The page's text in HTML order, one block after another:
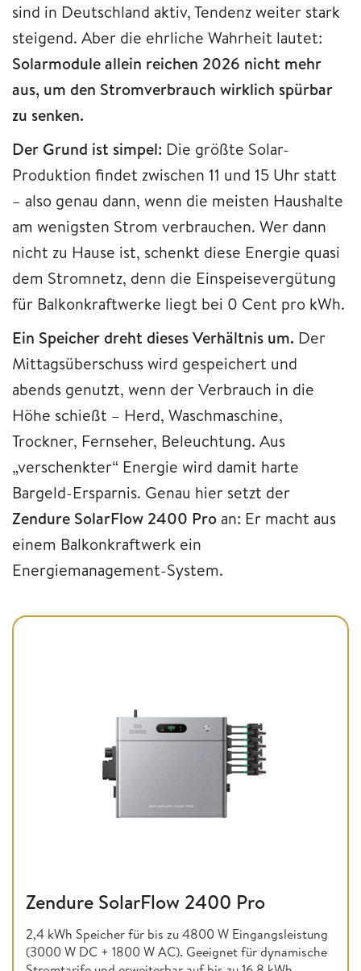
sind in Deutschland aktiv, Tendenz weiter stark
steigend. Aber die ehrliche Wahrheit lautet:
Solarmodule allein reichen 2026 nicht mehr
aus, um den Stromverbrauch wirklich spürbar
zu senken.
Der Grund ist simpel: Die größte Solar-
Produktion findet zwischen 11 und 15 Uhr statt
– also genau dann, wenn die meisten Haushalte
am wenigsten Strom verbrauchen. Wer dann
nicht zu Hause ist, schenkt diese Energie quasi
dem Stromnetz, denn die Einspeisevergütung
für Balkonkraftwerke liegt bei 0 Cent pro kWh.
Ein Speicher dreht dieses Verhältnis um. Der
Mittagsüberschuss wird gespeichert und
abends genutzt, wenn der Verbrauch in die
Höhe schießt – Herd, Waschmaschine,
Trockner, Fernseher, Beleuchtung. Aus
„verschenkter“ Energie wird damit harte
Bargeld-Ersparnis. Genau hier setzt der
Zendure SolarFlow 2400 Pro an: Er macht aus
einem Balkonkraftwerk ein
Energiemanagement-System.
Zendure SolarFlow 2400 Pro
2,4 kWh Speicher für bis zu 4800 W Eingangsleistung
(3000 W DC + 1800 W AC). Geeignet für dynamische